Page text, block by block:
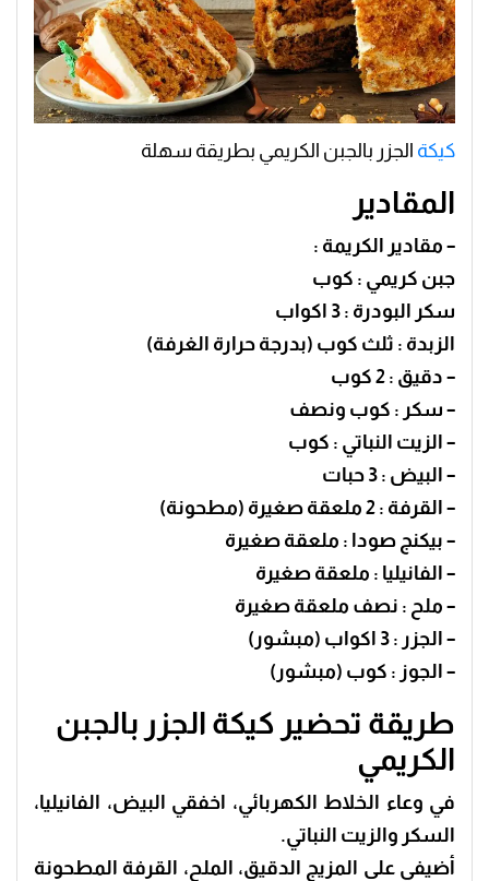
كيكة الجزر بالجبن الكريمي بطريقة سهلة
المقادير
– مقادير الكريمة :
جبن كريمي : كوب
سكر البودرة : 3 اكواب
الزبدة : ثلث كوب (بدرجة حرارة الغرفة)
– دقيق : 2 كوب
– سكر : كوب ونصف
– الزيت النباتي : كوب
– البيض : 3 حبات
– القرفة : 2 ملعقة صغيرة (مطحونة)
– بيكنج صودا : ملعقة صغيرة
– الفانيليا : ملعقة صغيرة
– ملح : نصف ملعقة صغيرة
– الجزر : 3 اكواب (مبشور)
– الجوز : كوب (مبشور)
طريقة تحضير كيكة الجزر بالجبن
الكريمي
في وعاء الخلاط الكهربائي، اخفقي البيض، الفانيليا،
السكر والزيت النباتي.
أضيفي على المزيج الدقيق، الملح، القرفة المطحونة